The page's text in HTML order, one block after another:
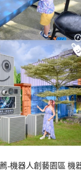
-機器人創藝園區 機